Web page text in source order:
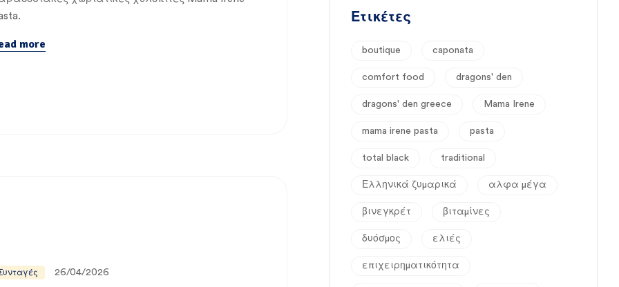
more
26/04/2026
Ετικέτες
boutique caponata
comfort food dragons' den
dragons' den greece Mama Irene
mama irene pasta pasta
total black traditional
Ελληνικά ζυμαρικά αλφα μέγα
βινεγκρέτ βιταμίνες
δυόσμος ελιές
επιχειρηματικότητα